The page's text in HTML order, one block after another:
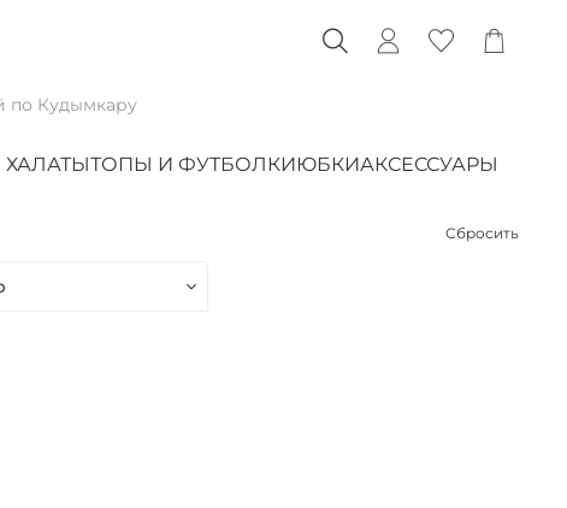
по Кудымкару
ТОПЫ И ФУТБОЛКИЮБКИАКСЕССУАРЫ
Сбросить